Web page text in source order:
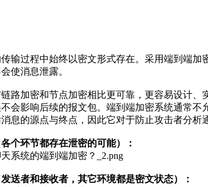
输过程中始终以密文形式存在。采用端到端
使消息泄露。
路加密和节点加密相比更可靠，更容易设计
会影响后续的报文包。端到端加密系统通常
息的源点与终点，因此它对于防止攻击者分析
个环节都存在泄密的可能）：
送者和接收者，其它环境都是密文状态）：